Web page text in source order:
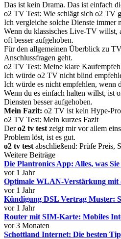
Das ist kein Drama. Das ist einfach
o2 TV Test: Wie schlägt sich o2 TV
Ich vergleiche solche Dienste immer
Wenn du klassisches Live-TV willst,
oft besser aufgehoben.
Für den allgemeinen Überblick zu
Anschlussfragen geht.
o2 TV Test: Meine klare
Ich würde o2 TV nicht blind
Ich würde es nicht empfehlen, wenn
Wenn du es einfach halten willst, ist
Diensten besser aufgehoben.
Mein Fazit: o2 TV ist kein Hype-
o2 TV Test: Mein kurzes Fazit
Dero2 tv test zeigt mir vor allem
Problem löst, ist es gut.
o2 tv test abschließend: Prüfe Preis,
Weitere Beiträge
Die Plantronics App: Alles, was Sie
vor 1 Jahr
Optimale WLAN-Verstärkung mit
vor 1 Jahr
Kündigung DSL Vertrag Muster:
vor 1 Jahr
Router mit SIM-Karte: Mobiles
vor 3 Monaten
Schottland Internet: Die besten